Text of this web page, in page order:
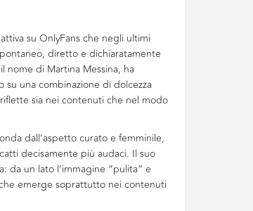
su OnlyFans che negli ultimi
diretto e dichiaratamente
nome di Martina Messina, ha
una combinazione di dolcezza
sia nei contenuti che nel modo
dall’aspetto curato e femminile,
decisamente più audaci. Il suo
da un lato l’immagine “pulita” e
emerge soprattutto nei contenuti